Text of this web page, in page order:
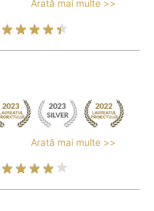
Arată mai multe >>
Arată mai multe >>